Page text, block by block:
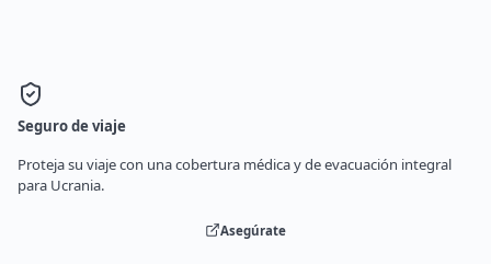
Seguro de viaje
Proteja su viaje con una cobertura médica y de evacuación integral
para Ucrania.
Asegúrate